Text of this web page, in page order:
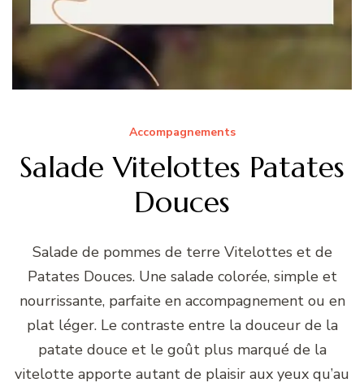
Accompagnements
Salade Vitelottes Patates
Douces
Salade de pommes de terre Vitelottes et de
Patates Douces. Une salade colorée, simple et
nourrissante, parfaite en accompagnement ou en
plat léger. Le contraste entre la douceur de la
patate douce et le goût plus marqué de la
vitelotte apporte autant de plaisir aux yeux qu’au